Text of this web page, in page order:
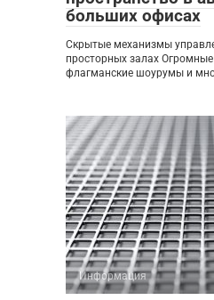
больших офисах
Скрытые механизмы
просторных залах
флагманские шоурумы и
Информация